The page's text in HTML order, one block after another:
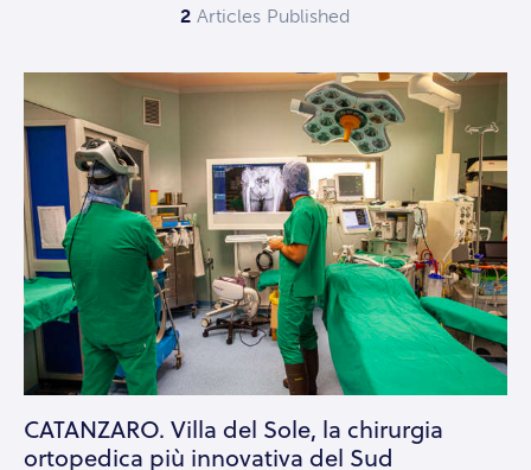
2 Articles Published
CATANZARO. Villa del Sole, la chirurgia
ortopedica più innovativa del Sud